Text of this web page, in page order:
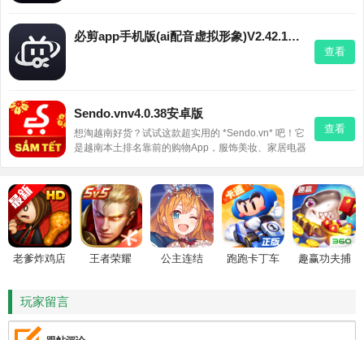
必剪app手机版(ai配音虚拟形象)V2.42.1安卓版
查看
Sendo.vnv4.0.38安卓版
想淘越南好货？试试这款超实用的 *Sendo.vn* 吧！它
是越南本土排名靠前的购物App，服饰美妆、家居电器
启你的越南购物之旅～
查看
老爹炸鸡店
王者荣耀 公主连结 跑跑卡丁车
趣赢功夫捕
玩家留言